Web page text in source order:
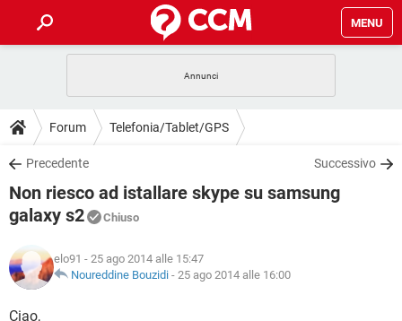
MENU
INTRATTENIMENTO ANDROID
iOS
INSTAGRAM WHATSAPP
TIKTOK
HARDWARE
GUIDE
COVID-19 GAMING
iOS
TIKTOK FACEBOOK
DOWNLOAD
COVID-19 GAMING
INTRATTENIMENTO
iOS
INSTAGRAM
TIKTOK
FORUM
INTRATTENIMENTO ANDROID
GLOSSARIO
COVID-19
INTRATTENIMENTO
Forum Telefonia/Tablet/GPS
Precedente Successivo
Non riesco ad istallare skype su samsung
galaxy s2
Chiuso
elo91 - 25 ago 2014 alle 15:47
Noureddine Bouzidi - 25 ago 2014 alle 16:00
Ciao,